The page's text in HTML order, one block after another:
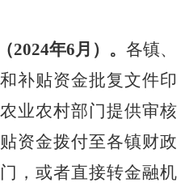
2024年6月）。 各镇、
补贴资金批复文件印
农业农村部门提供审核
资金拨付至各镇财政
，或者直接转金融机